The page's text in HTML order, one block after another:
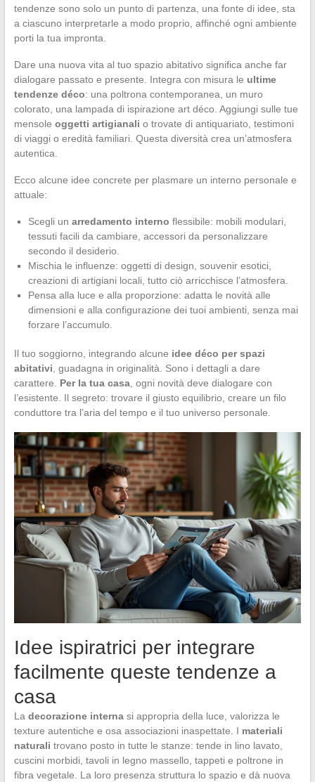
tendenze sono solo un punto di partenza, una fonte di idee, sta
a ciascuno interpretarle a modo proprio, affinché ogni ambiente
porti la tua impronta.
Dare una nuova vita al tuo spazio abitativo significa anche far
dialogare passato e presente. Integra con misura le ultime
tendenze déco: una poltrona contemporanea, un muro
colorato, una lampada di ispirazione art déco. Aggiungi sulle tue
mensole oggetti artigianali o trovate di antiquariato, testimoni
di viaggi o eredità familiari. Questa diversità crea un’atmosfera
autentica.
Ecco alcune idee concrete per plasmare un interno personale e
attuale:
Scegli un arredamento interno flessibile: mobili modulari,
tessuti facili da cambiare, accessori da personalizzare
secondo il desiderio.
Mischia le influenze: oggetti di design, souvenir esotici,
creazioni di artigiani locali, tutto ciò arricchisce l’atmosfera.
Pensa alla luce e alla proporzione: adatta le novità alle
dimensioni e alla configurazione dei tuoi ambienti, senza mai
forzare l’accumulo.
Il tuo soggiorno, integrando alcune idee déco per spazi
abitativi , guadagna in originalità. Sono i dettagli a dare
carattere. Per la tua casa, ogni novità deve dialogare con
l’esistente. Il segreto: trovare il giusto equilibrio, creare un filo
conduttore tra l’aria del tempo e il tuo universo personale.
Idee ispiratrici per integrare
facilmente queste tendenze a
casa
La decorazione internasi appropria della luce, valorizza le
texture autentiche e osa associazioni inaspettate. I materiali
naturali trovano posto in tutte le stanze: tende in lino lavato,
cuscini morbidi, tavoli in legno massello, tappeti e poltrone in
fibra vegetale. La loro presenza struttura lo spazio e dà nuova